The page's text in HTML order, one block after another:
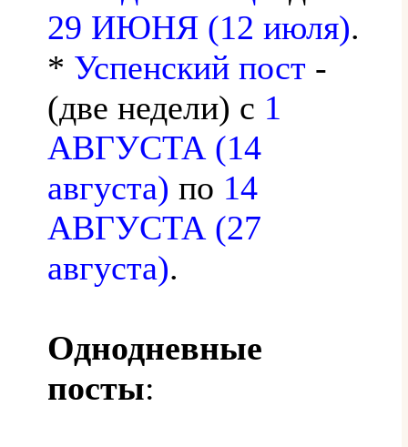
29 ИЮНЯ (12 июля).
* Успенский пост -
(две недели) с 1
АВГУСТА (14
августа) по 14
АВГУСТА (27
августа).
Однодневные
посты: